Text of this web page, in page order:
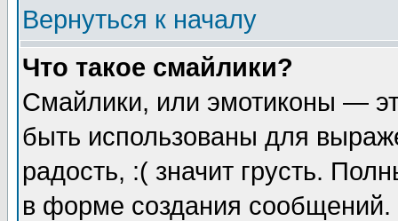
Вернуться к началу
Что такое смайлики?
Смайлики, или эмотиконы —
быть использованы для
радость, :( значит грусть.
в форме создания сообщений.